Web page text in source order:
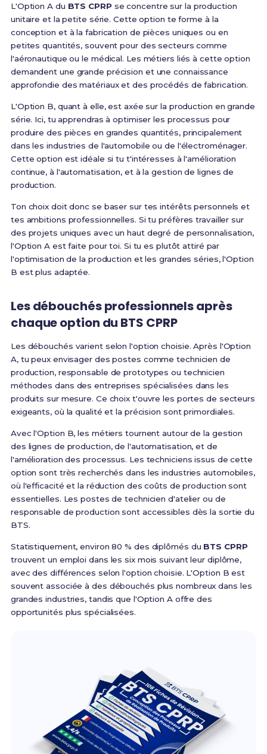
L'Option A du BTS CPRP se concentre sur la production
unitaire et la petite série. Cette option te forme à la
conception et à la fabrication de pièces uniques ou en
petites quantités, souvent pour des secteurs comme
l'aéronautique ou le médical. Les métiers liés à cette option
demandent une grande précision et une connaissance
approfondie des matériaux et des procédés de fabrication.
L'Option B, quant à elle, est axée sur la production en grande
série. Ici, tu apprendras à optimiser les processus pour
produire des pièces en grandes quantités, principalement
dans les industries de l'automobile ou de l'électroménager.
Cette option est idéale si tu t'intéresses à l'amélioration
continue, à l'automatisation, et à la gestion de lignes de
production.
Ton choix doit donc se baser sur tes intérêts personnels et
tes ambitions professionnelles. Si tu préfères travailler sur
des projets uniques avec un haut degré de personnalisation,
l'Option A est faite pour toi. Si tu es plutôt attiré par
l'optimisation de la production et les grandes séries, l'Option
B est plus adaptée.
Les débouchés professionnels après
chaque option du BTS CPRP
Les débouchés varient selon l'option choisie. Après l'Option
A, tu peux envisager des postes comme technicien de
production, responsable de prototypes ou technicien
méthodes dans des entreprises spécialisées dans les
produits sur mesure. Ce choix t'ouvre les portes de secteurs
exigeants, où la qualité et la précision sont primordiales.
Avec l'Option B, les métiers tournent autour de la gestion
des lignes de production, de l'automatisation, et de
l'amélioration des processus. Les techniciens issus de cette
option sont très recherchés dans les industries automobiles,
où l'efficacité et la réduction des coûts de production sont
essentielles. Les postes de technicien d'atelier ou de
responsable de production sont accessibles dès la sortie du
BTS.
Statistiquement, environ 80 % des diplômés du BTS CPRP
trouvent un emploi dans les six mois suivant leur diplôme,
avec des différences selon l'option choisie. L'Option B est
souvent associée à des débouchés plus nombreux dans les
grandes industries, tandis que l'Option A offre des
opportunités plus spécialisées.